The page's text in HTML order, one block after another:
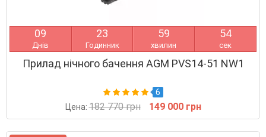
09
Днів
23
Годинник
59
хвилин
53
сек
Прилад нічного бачення AGM PVS14-51 NW1
6
Цена:182 770 грн 149 000 грн